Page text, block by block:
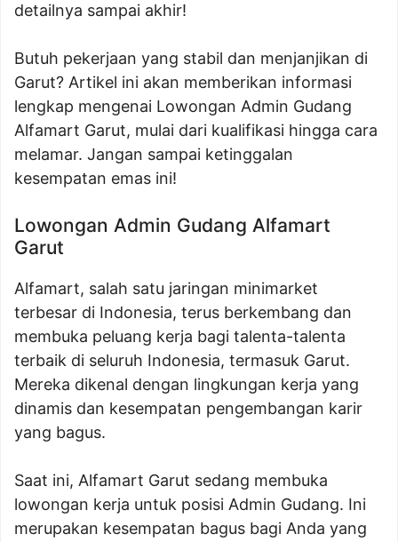
detailnya sampai akhir!
Butuh pekerjaan yang stabil dan menjanjikan di
Garut? Artikel ini akan memberikan informasi
lengkap mengenai Lowongan Admin Gudang
Alfamart Garut, mulai dari kualifikasi hingga cara
melamar. Jangan sampai ketinggalan
kesempatan emas ini!
Lowongan Admin Gudang Alfamart
Garut
Alfamart, salah satu jaringan minimarket
terbesar di Indonesia, terus berkembang dan
membuka peluang kerja bagi talenta-talenta
terbaik di seluruh Indonesia, termasuk Garut.
Mereka dikenal dengan lingkungan kerja yang
dinamis dan kesempatan pengembangan karir
yang bagus.
Saat ini, Alfamart Garut sedang membuka
lowongan kerja untuk posisi Admin Gudang. Ini
merupakan kesempatan bagus bagi Anda yang